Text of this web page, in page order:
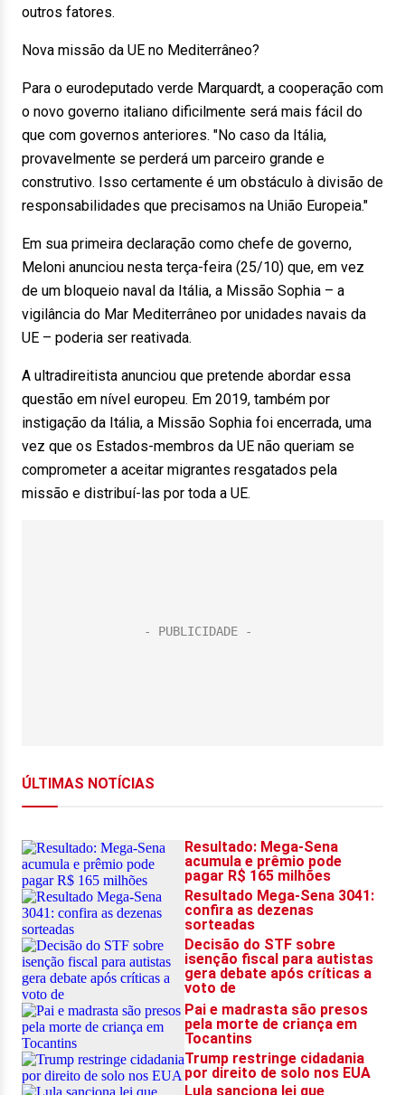
outros fatores.
Nova missão da UE no Mediterrâneo?
Para o eurodeputado verde Marquardt, a cooperação com
o novo governo italiano dificilmente será mais fácil do
que com governos anteriores. "No caso da Itália,
provavelmente se perderá um parceiro grande e
construtivo. Isso certamente é um obstáculo à divisão de
responsabilidades que precisamos na União Europeia."
Em sua primeira declaração como chefe de governo,
Meloni anunciou nesta terça-feira (25/10) que, em vez
de um bloqueio naval da Itália, a Missão Sophia – a
vigilância do Mar Mediterrâneo por unidades navais da
UE – poderia ser reativada.
A ultradireitista anunciou que pretende abordar essa
questão em nível europeu. Em 2019, também por
instigação da Itália, a Missão Sophia foi encerrada, uma
vez que os Estados-membros da UE não queriam se
comprometer a aceitar migrantes resgatados pela
missão e distribuí-las por toda a UE.